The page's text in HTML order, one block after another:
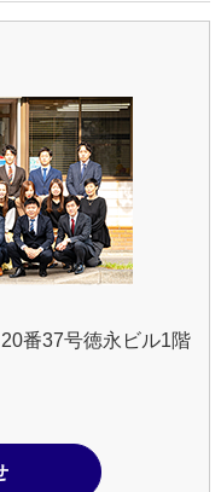
番37号徳永ビル1階